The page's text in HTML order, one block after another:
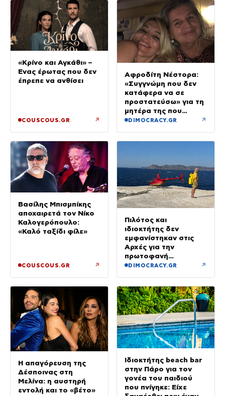
«Κρίνο και Αγκάθι» –
Ένας έρωτας που δεν
έπρεπε να ανθίσει
COUSCOUS.GR ↗
Αφροδίτη Νέστορα:
«Συγγνώμη που δεν
κατάφερα να σε
προστατεύσω» για τη
μητέρα της που
σκοτώθηκε στην
DIMOCRACY.GR ↗
Βασίλης Μπισμπίκης
αποχαιρετά τον Νίκο
Καλογερόπουλο:
«Καλό ταξίδι φίλε»
COUSCOUS.GR ↗
Πιλότος και
ιδιοκτήτης δεν
εμφανίστηκαν στις
Αρχές για την
πρωτοφανή
προσγείωση του
DIMOCRACY.GR ↗
Η απαγόρευση της
Δέσποινας στη
Μελίνα: η αυστηρή
εντολή και το «βέτο»
Ιδιοκτήτης beach bar
στην Πάρο για τον
γονέα του παιδιού
που πνίγηκε: Είχε